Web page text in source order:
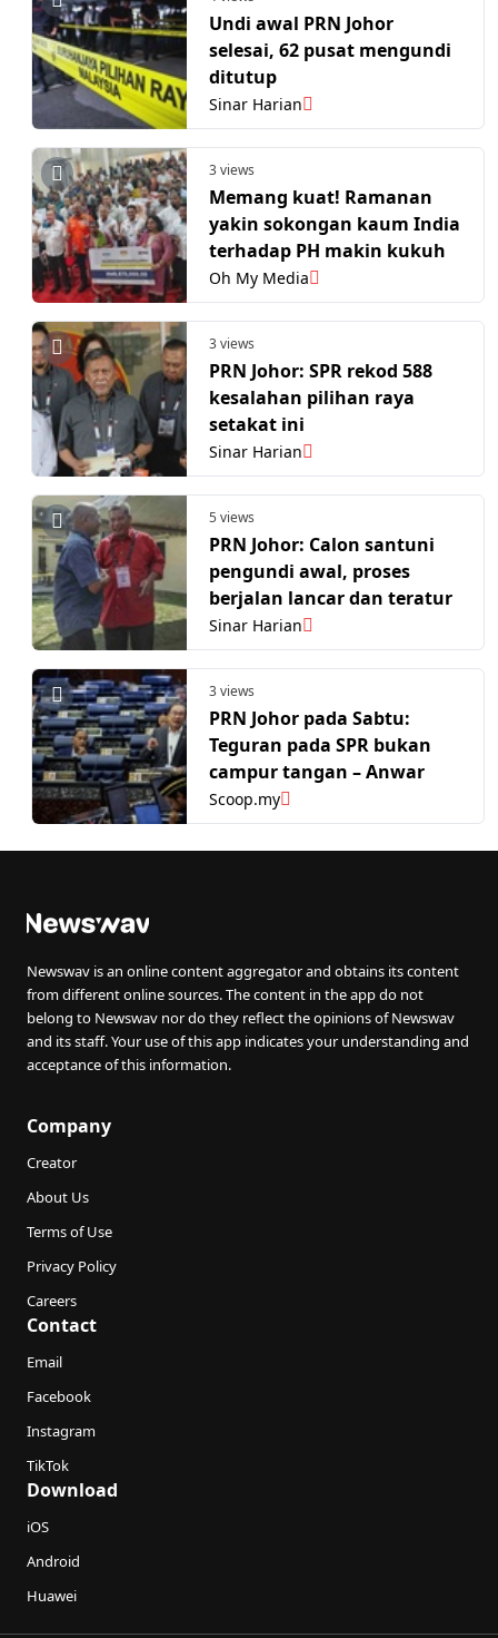
Undi awal PRN Johor
selesai, 62 pusat mengundi
ditutup
Sinar Harian
3 views
Memang kuat! Ramanan
yakin sokongan kaum India
terhadap PH makin kukuh
Oh My Media
3 views
PRN Johor: SPR rekod 588
kesalahan pilihan raya
setakat ini
Sinar Harian
5 views
PRN Johor: Calon santuni
pengundi awal, proses
berjalan lancar dan teratur
Sinar Harian
3 views
PRN Johor pada Sabtu:
Teguran pada SPR bukan
campur tangan – Anwar
Scoop.my
Newswav is an online content aggregator and obtains its content
from different online sources. The content in the app do not
belong to Newswav nor do they reflect the opinions of Newswav
and its staff. Your use of this app indicates your understanding and
acceptance of this information.
Company
Creator
About Us
Terms of Use
Privacy Policy
Careers
Contact
Email
Facebook
Instagram
TikTok
Download
iOS
Android
Huawei